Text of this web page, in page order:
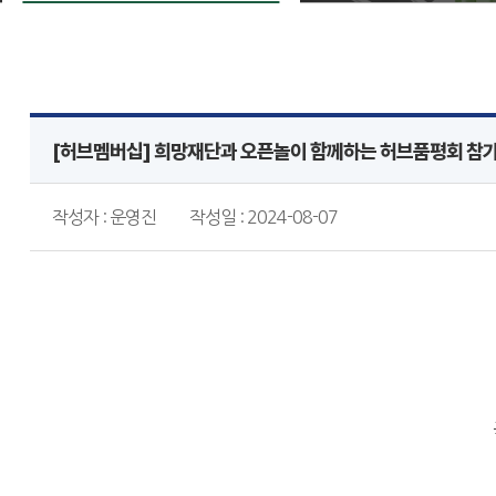
[허브멤버십] 희망재단과 오픈놀이 함께하는 허브품평회 참
작성자 : 운영진 작성일 : 2024-08-07